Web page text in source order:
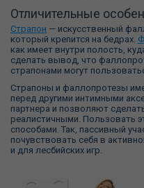
Отличительные
Страпон — искусственный
который крепится на бедрах.
как имеет внутри полость,
сделать вывод, что
страпонами могут
Страпоны и фаллопротезы
перед другими интимными
партнера и позволяют
реалистичными. Пользовать
способами. Так, пассивный
почувствовать себя в
и для лесбийских игр.